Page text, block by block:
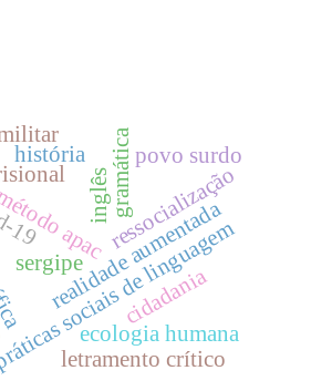
sociais de linguagem
sergipe
inglês
realidade aumentada
apac
ecologia humana
ressocialização
história
letramento crítico
cidadania
gramática povo surdo
19